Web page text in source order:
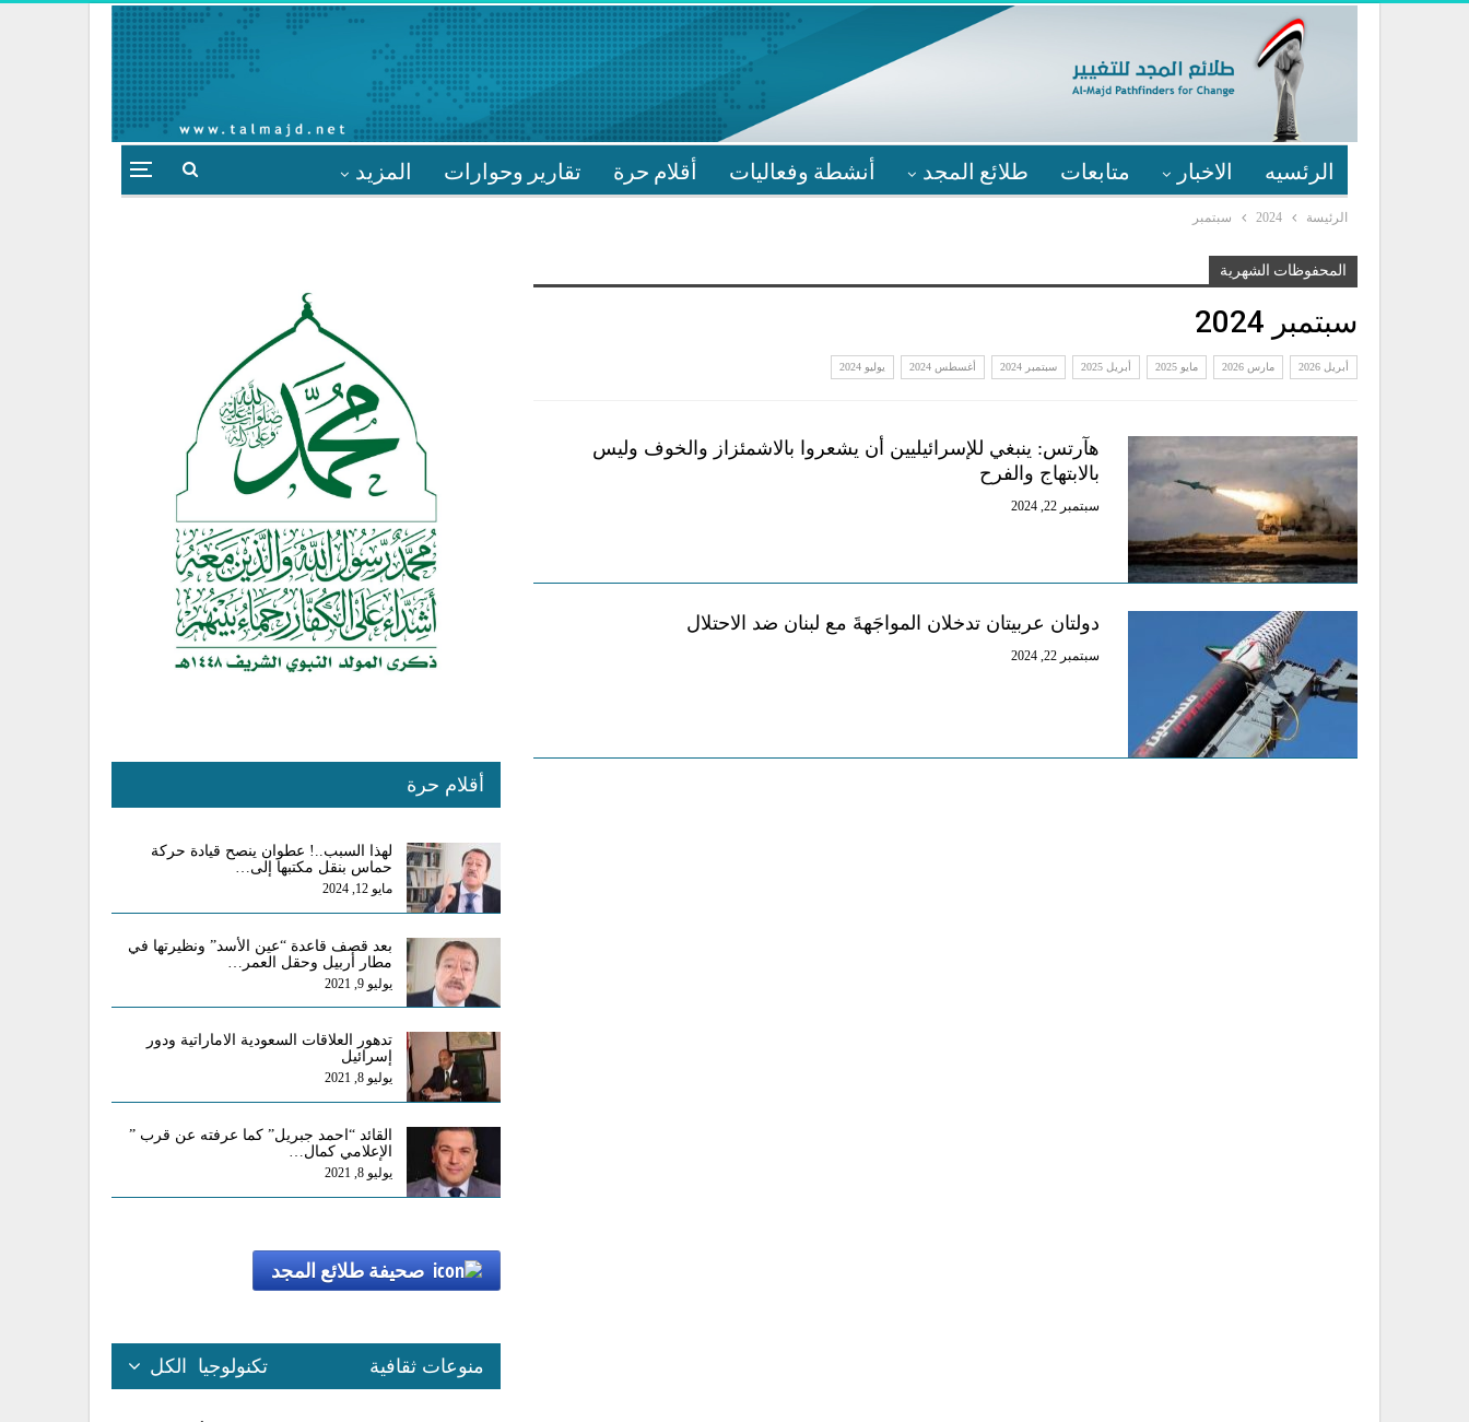
الرئسيه الاخبار متابعات طلائع المجد أنشطة وفعاليات أقلام حرة تقارير وحوارات المزيد
الرئيسة 2024 سبتمبر
المحفوظات الشهرية
سبتمبر 2024
أبريل 2026 مارس 2026 مايو 2025 أبريل 2025 سبتمبر 2024 أغسطس 2024 يوليو 2024
هآرتس: ينبغي للإسرائيليين أن يشعروا بالاشمئزاز والخوف وليس
بالابتهاج والفرح
سبتمبر 22, 2024
دولتان عربيتان تدخلان المواجَهةَ مع لبنان ضد الاحتلال
سبتمبر 22, 2024
أقلام حرة
لهذا السبب..! عطوان ينصح قيادة حركة
حماس بنقل مكتبها إلى…
مايو 12, 2024
بعد قصف قاعدة “عين الأسد” ونظيرتها في
مطار أربيل وحقل العمر…
يوليو 9, 2021
تدهور العلاقات السعودية الاماراتية ودور
إسرائيل
يوليو 8, 2021
القائد “احمد جبريل” كما عرفته عن قرب ”
الإعلامي كمال…
يوليو 8, 2021
صحيفة طلائع المجد
الكل منوعات ثقافية تكنولوجيا